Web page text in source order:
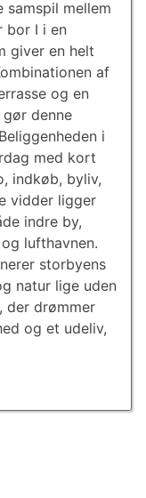
mellem
bor I i en
giver en helt
af
og en
denne
i
med kort
indkøb, byliv,
vidder ligger
indre by,
lufthavnen.
storbyens
natur lige uden
der drømmer
og et udeliv,